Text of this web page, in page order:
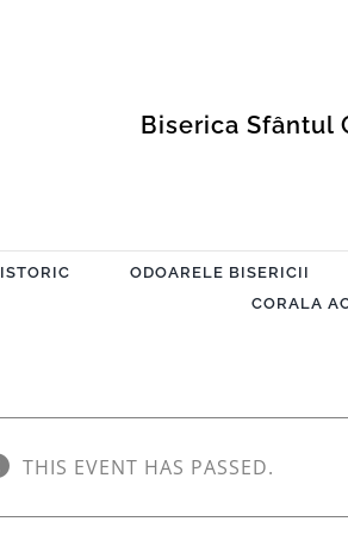
Biserica Sfântul
ISTORIC ODOARELE BISERICII
CORALA
THIS EVENT HAS PASSED.